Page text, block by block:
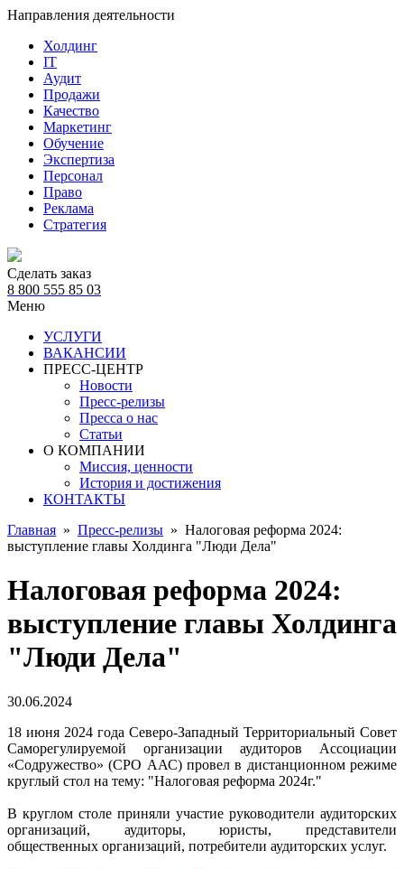
Направления деятельности
Холдинг
IT
Аудит
Продажи
Качество
Маркетинг
Обучение
Экспертиза
Персонал
Право
Реклама
Стратегия
Сделать заказ
8 800 555 85 03
Меню
УСЛУГИ
ВАКАНСИИ
ПРЕСС-ЦЕНТР
Новости
Пресс-релизы
Пресса о нас
Статьи
О КОМПАНИИ
Миссия, ценности
История и достижения
КОНТАКТЫ
Главная » Пресс-релизы » Налоговая реформа 2024:
выступление главы Холдинга "Люди Дела"
Налоговая реформа 2024:
выступление главы Холдинга
"Люди Дела"
30.06.2024
18 июня 2024 года Северо-Западный Территориальный Совет
Саморегулируемой организации аудиторов Ассоциации
«Содружество» (СРО ААС) провел в дистанционном режиме
круглый стол на тему: "Налоговая реформа 2024г."
В круглом столе приняли участие руководители аудиторских
организаций, аудиторы, юристы, представители
общественных организаций, потребители аудиторских услуг.